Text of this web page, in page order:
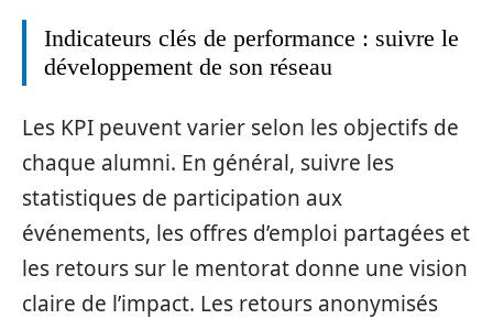
Indicateurs clés de performance : suivre le
développement de son réseau
Les KPI peuvent varier selon les objectifs de
chaque alumni. En général, suivre les
statistiques de participation aux
événements, les offres d’emploi partagées et
les retours sur le mentorat donne une vision
claire de l’impact. Les retours anonymisés